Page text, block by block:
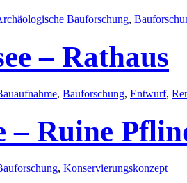
Bauforschung,
– Rathaus
, Bauforschung, Entwurf,
– Ruine
, Konservierungskonzept